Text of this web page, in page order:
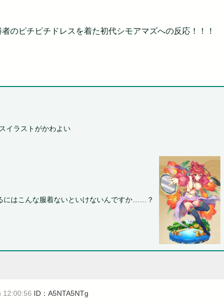
者のピチピチドレスを着た初代シモアマズへの反応！！！
イラストがかわよい
にはこんな服着ないといけないんですか……？
12:00:56 ID：A5NTA5NTg